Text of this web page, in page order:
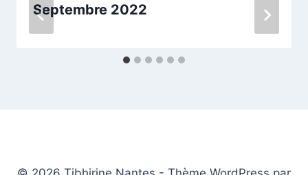
Septembre 2022